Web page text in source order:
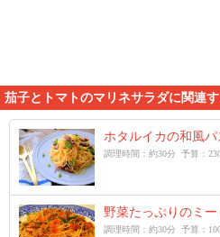
茄子とトマトのマリネサラダに関連
ホタルイカの和風パ
調理時間：約30分 予算：
野菜たっぷりのミ
調理時間：約30分 予算：